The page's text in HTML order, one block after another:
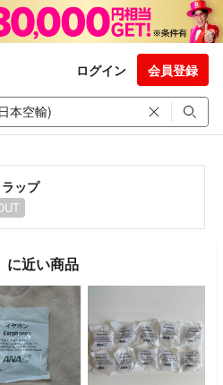
ログイン 会員登録
ップ
に近い商品